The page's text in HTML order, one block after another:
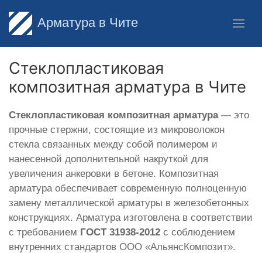
Арматура в Чите
Стеклопластиковая
композитная арматура в Чите
Стеклопластиковая композитная арматура— это
прочные стержни, состоящие из микроволокон
стекла связанных между собой полимером и
нанесенной дополнительной накруткой для
увеличения анкеровки в бетоне. Композитная
арматура обеспечивает современную полноценную
замену металлической арматуры в железобетонных
конструкциях. Арматура изготовлена в соответствии
с требованием ГОСТ 31938-2012 с соблюдением
внутренних стандартов ООО «АльянсКомпозит».